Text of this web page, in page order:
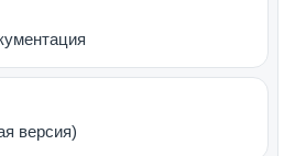
гаджетов отличается
которое выбирают,
предпочтений. Этот
на стоимость, цена iPhone
версия)